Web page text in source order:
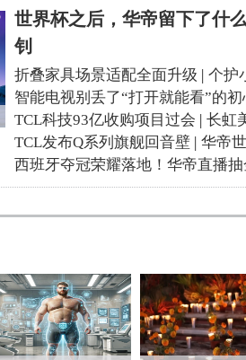
世界杯之后，华帝留下了什
钊
折叠家具场景适配全面升级 | 个护
智能电视别丢了“打开就能看”的初
TCL科技93亿收购项目过会 | 长虹
TCL发布Q系列旗舰回音壁 | 华帝
西班牙夺冠荣耀落地！华帝直播